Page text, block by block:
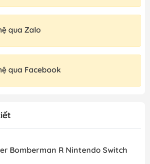
qua Zalo
qua Facebook
Bomberman R Nintendo Switch